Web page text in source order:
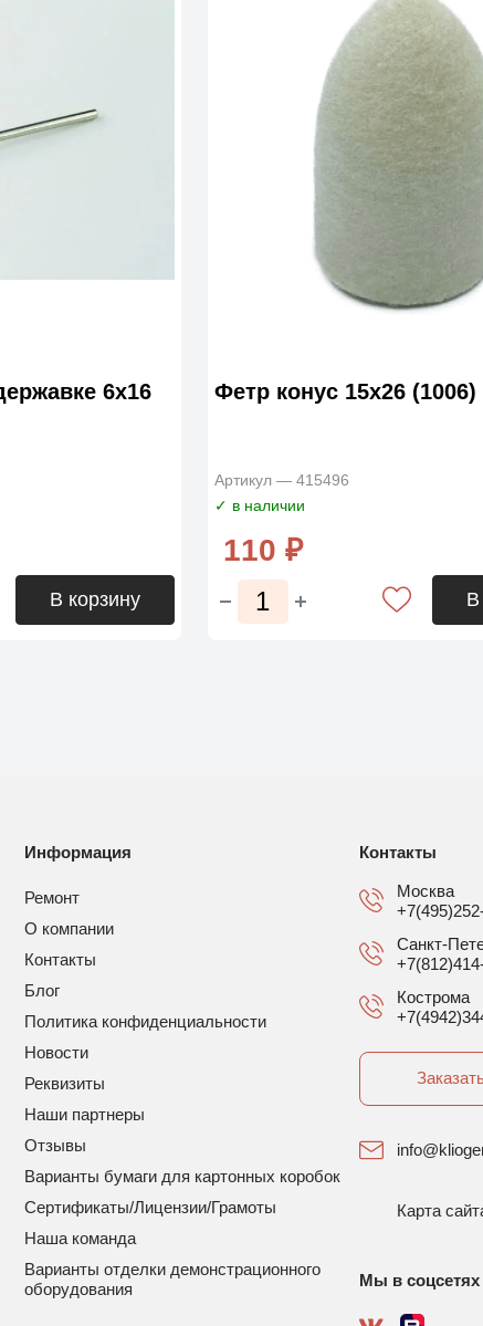
6х16
В корзину
Фетр конус 15х26 (1006)
Артикул — 415496
✓ в наличии
110 ₽
В
Информация
Ремонт
О компании
Контакты
Блог
Политика конфиденциальности
Новости
Реквизиты
Наши партнеры
Отзывы
Варианты бумаги для картонных коробок
Сертификаты/Лицензии/Грамоты
Наша команда
Варианты отделки демонстрационного
оборудования
Контакты
Москва
Санкт-
Кострома
Карта
Мы в соцсетях